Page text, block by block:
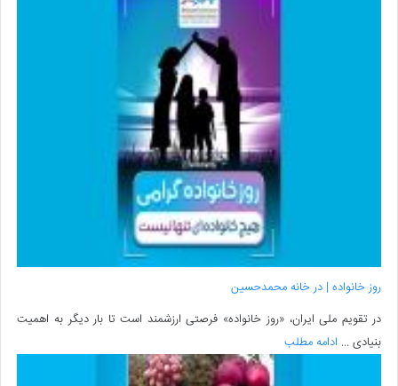
روز خانواده | در خانه محمدحسین
در تقویم ملی ایران، «روز خانواده» فرصتی ارزشمند است تا بار دیگر به اهمیت
بنیادی ... ادامه مطلب